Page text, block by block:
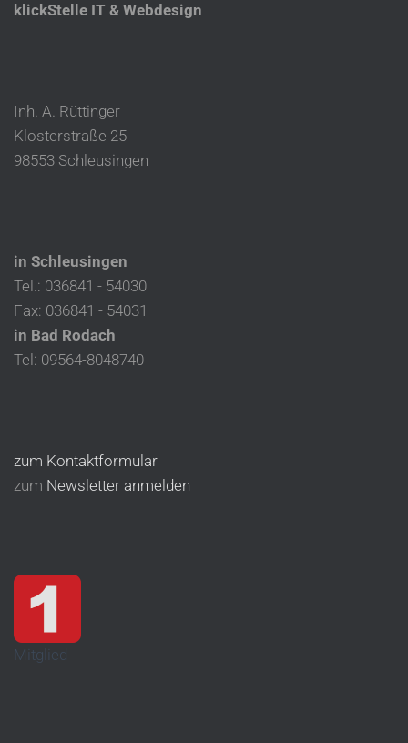
klickStelle IT & Webdesign
Inh. A. Rüttinger
Klosterstraße 25
98553 Schleusingen
in Schleusingen
Tel.: 036841 - 54030
Fax: 036841 - 54031
in Bad Rodach
Tel: 09564-8048740
zum Kontaktformular
zum Newsletter anmelden
Mitglied